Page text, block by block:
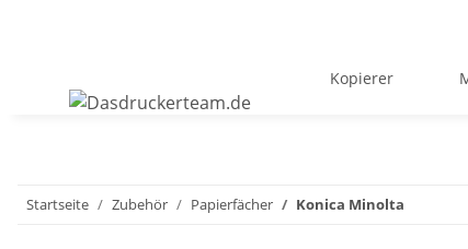
Kopierer
Startseite Zubehör Papierfächer Konica Minolta